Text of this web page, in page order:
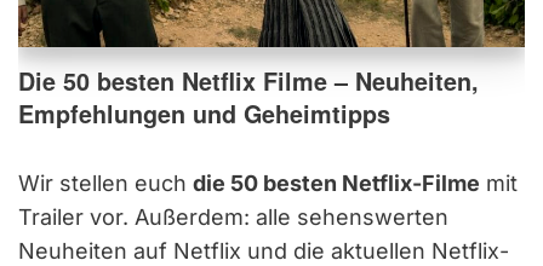
Die 50 besten Netflix Filme – Neuheiten,
Empfehlungen und Geheimtipps
Wir stellen euch die 50 besten Netflix-Filme mit
Trailer vor. Außerdem: alle sehenswerten
Neuheiten auf Netflix und die aktuellen Netflix-